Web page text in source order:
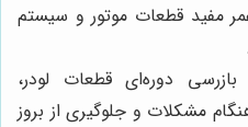
مفید قطعات موتور و سیستم
بازرسی دوره‌ای قطعات لودر،
مشکلات و جلوگیری از بروز